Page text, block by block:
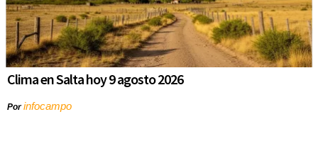
Clima en Salta hoy 9 agosto 2026
Porinfocampo